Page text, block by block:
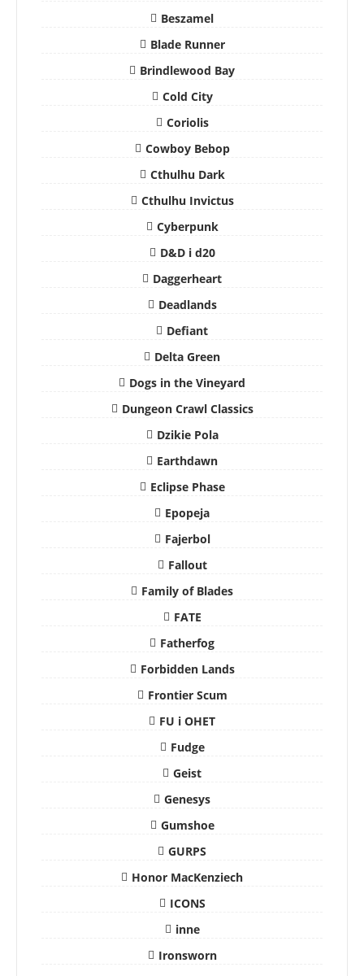
Beszamel
Blade Runner
Brindlewood Bay
Cold City
Coriolis
Cowboy Bebop
Cthulhu Dark
Cthulhu Invictus
Cyberpunk
D&D i d20
Daggerheart
Deadlands
Defiant
Delta Green
Dogs in the Vineyard
Dungeon Crawl Classics
Dzikie Pola
Earthdawn
Eclipse Phase
Epopeja
Fajerbol
Fallout
Family of Blades
FATE
Fatherfog
Forbidden Lands
Frontier Scum
FU i OHET
Fudge
Geist
Genesys
Gumshoe
GURPS
Honor MacKenziech
ICONS
inne
Ironsworn